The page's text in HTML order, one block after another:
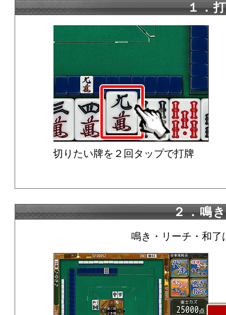
１．
切りたい牌を２回タップで打牌
２．鳴
鳴き・リーチ・和了